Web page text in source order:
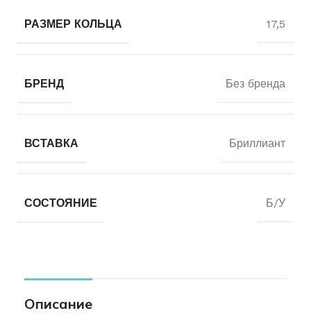
РАЗМЕР КОЛЬЦА 17,5
БРЕНД Без бренда
ВСТАВКА Бриллиант
СОСТОЯНИЕ Б/У
Описание